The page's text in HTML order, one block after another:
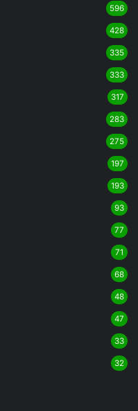
596
428
335
333
317
283
275
197
193
93
77
71
68
48
47
33
32